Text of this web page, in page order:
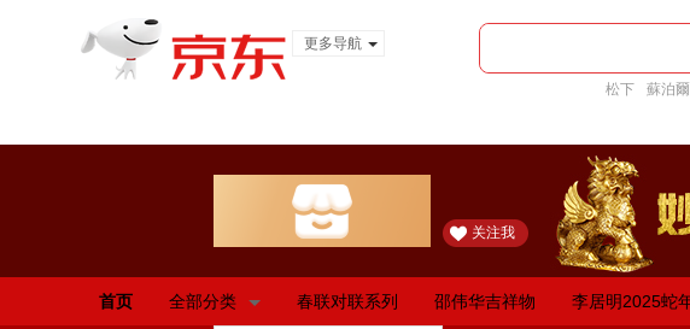
更多导航
松下 蘇泊爾
关注我
首页 全部分类 春联对联系列 邵伟华吉祥物 李居明2025蛇